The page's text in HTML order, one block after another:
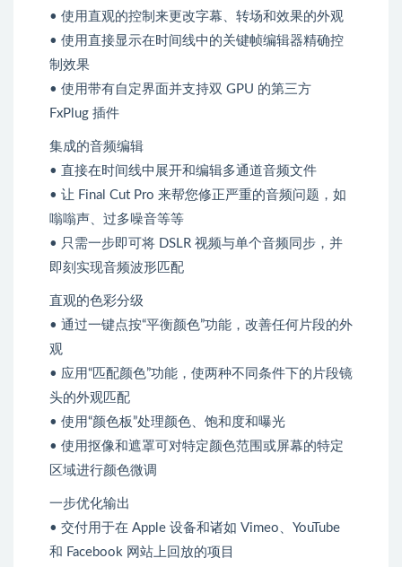
• 使用直观的控制来更改字幕、转场和效果的外观
• 使用直接显示在时间线中的关键帧编辑器精确控
制效果
• 使用带有自定界面并支持双 GPU 的第三方
FxPlug 插件
集成的音频编辑
• 直接在时间线中展开和编辑多通道音频文件
• 让 Final Cut Pro 来帮您修正严重的音频问题，如
嗡嗡声、过多噪音等等
• 只需一步即可将 DSLR 视频与单个音频同步，并
即刻实现音频波形匹配
直观的色彩分级
• 通过一键点按“平衡颜色”功能，改善任何片段的外
观
• 应用“匹配颜色”功能，使两种不同条件下的片段镜
头的外观匹配
• 使用“颜色板”处理颜色、饱和度和曝光
• 使用抠像和遮罩可对特定颜色范围或屏幕的特定
区域进行颜色微调
一步优化输出
• 交付用于在 Apple 设备和诸如 Vimeo、YouTube
和 Facebook 网站上回放的项目